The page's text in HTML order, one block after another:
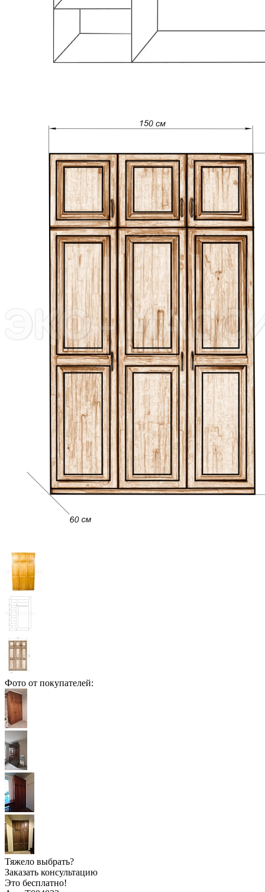
Фото от покупателей:
Тяжело выбрать?
Заказать консультацию
Это бесплатно!